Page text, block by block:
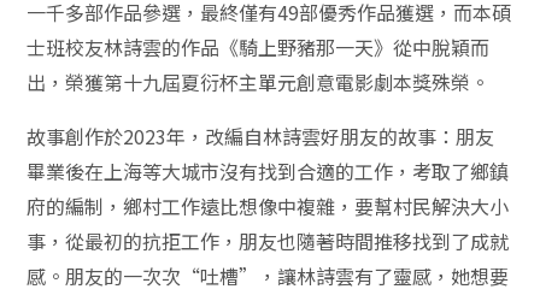
一千多部作品參選，最終僅有49部優秀作品獲選，而本碩
士班校友林詩雲的作品《騎上野豬那一天》從中脫穎而
出，榮獲第十九屆夏衍杯主單元創意電影劇本獎殊榮。
故事創作於2023年，改編自林詩雲好朋友的故事：朋友
畢業後在上海等大城市沒有找到合適的工作，考取了鄉鎮
府的編制，鄉村工作遠比想像中複雜，要幫村民解決大小
事，從最初的抗拒工作，朋友也隨著時間推移找到了成就
感。朋友的一次次“吐槽”，讓林詩雲有了靈感，她想要